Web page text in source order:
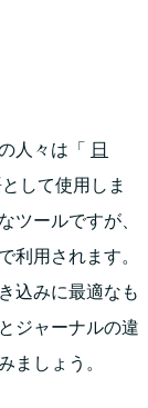
人々は「
日
して使用しま
ツールですが、
利用されます。
込みに最適なも
ジャーナルの違
ましょう。